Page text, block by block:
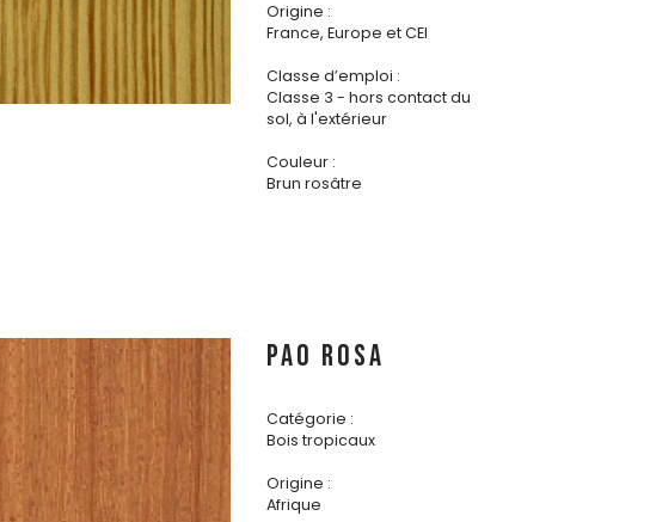
Origine :
France, Europe et CEI
Classe d’emploi :
Classe 3 - hors contact du
sol, à l'extérieur
Couleur :
Brun rosâtre
PAO ROSA
Catégorie :
Bois tropicaux
Origine :
Afrique